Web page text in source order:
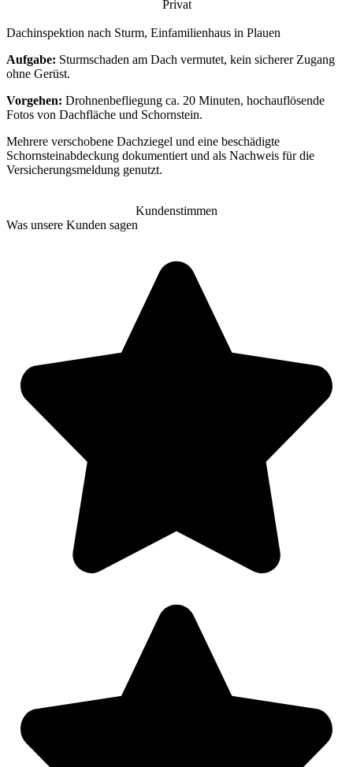
Privat
Dachinspektion nach Sturm, Einfamilienhaus in Plauen
Aufgabe: Sturmschaden am Dach vermutet, kein sicherer Zugang
ohne Gerüst.
Vorgehen: Drohnenbefliegung ca. 20 Minuten, hochauflösende
Fotos von Dachfläche und Schornstein.
Mehrere verschobene Dachziegel und eine beschädigte
Schornsteinabdeckung dokumentiert und als Nachweis für die
Versicherungsmeldung genutzt.
Kundenstimmen
Was unsere Kunden sagen